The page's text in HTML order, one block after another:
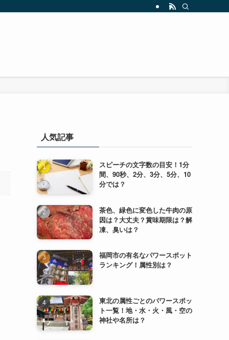
人気記事
スピーチの文字数の目安！1分
間、90秒、2分、3分、5分、10
分では？
茶色、緑色に変色した牛肉の原
因は？大丈夫？賞味期限は？解
凍、臭いは？
福岡市の有名なパワースポット
ランキング！属性別は？
東北の属性ごとのパワースポッ
ト一覧！地・水・火・風・空の
神社や名所は？